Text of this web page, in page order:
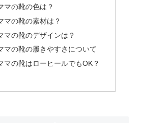
マの靴の色は？
マの靴の素材は？
マの靴のデザインは？
マの靴の履きやすさについて
マの靴はローヒールでもOK？